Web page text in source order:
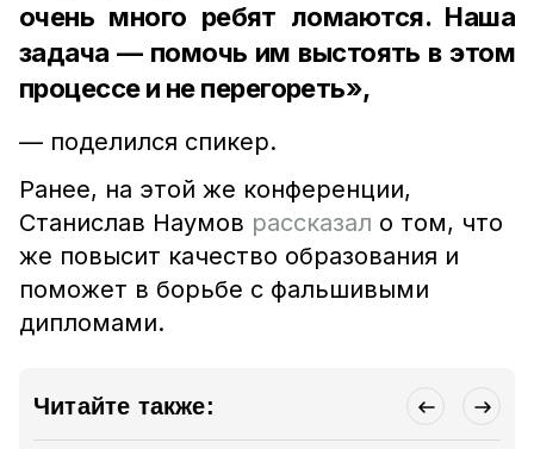
очень много ребят ломаются. Наша
задача — помочь им выстоять в этом
процессе и не перегореть»,
— поделился спикер.
Ранее, на этой же конференции,
Станислав Наумов рассказал о том, что
же повысит качество образования и
поможет в борьбе с фальшивыми
дипломами.
Читайте также: